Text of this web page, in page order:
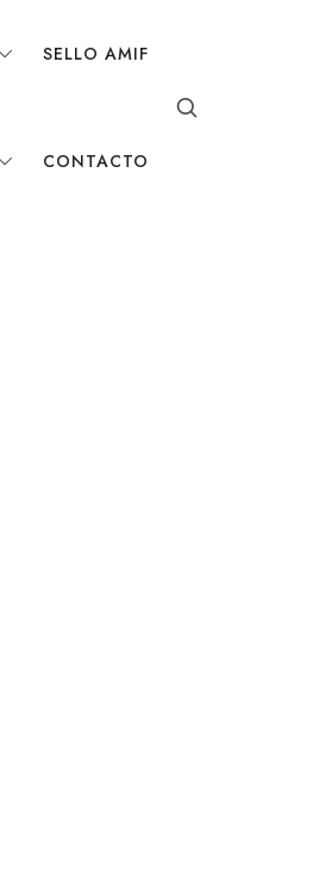
SELLO AMIF
CONTACTO